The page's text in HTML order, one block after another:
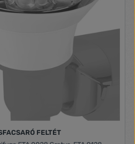
FELTÉT